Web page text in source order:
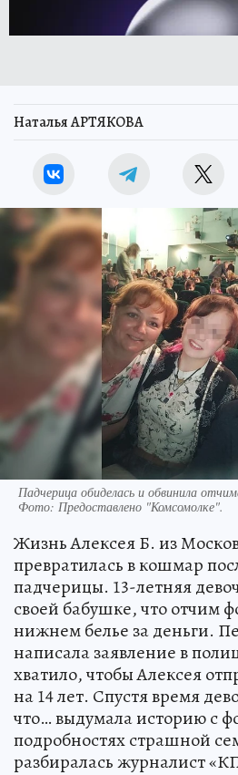
Наталья АРТЯКОВА
Падчерица обиделась и обвинила
Фото: Предоставлено "Комсомолке".
Жизнь Алексея Б. из
превратилась в кошмар
падчерицы. 13-летняя
своей бабушке, что отчим
нижнем белье за деньги.
написала заявление в
хватило, чтобы Алексея
на 14 лет. Спустя время
что… выдумала историю с
подробностях страшной
разбиралась журналист